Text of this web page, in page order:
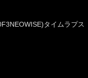
タイムラプス